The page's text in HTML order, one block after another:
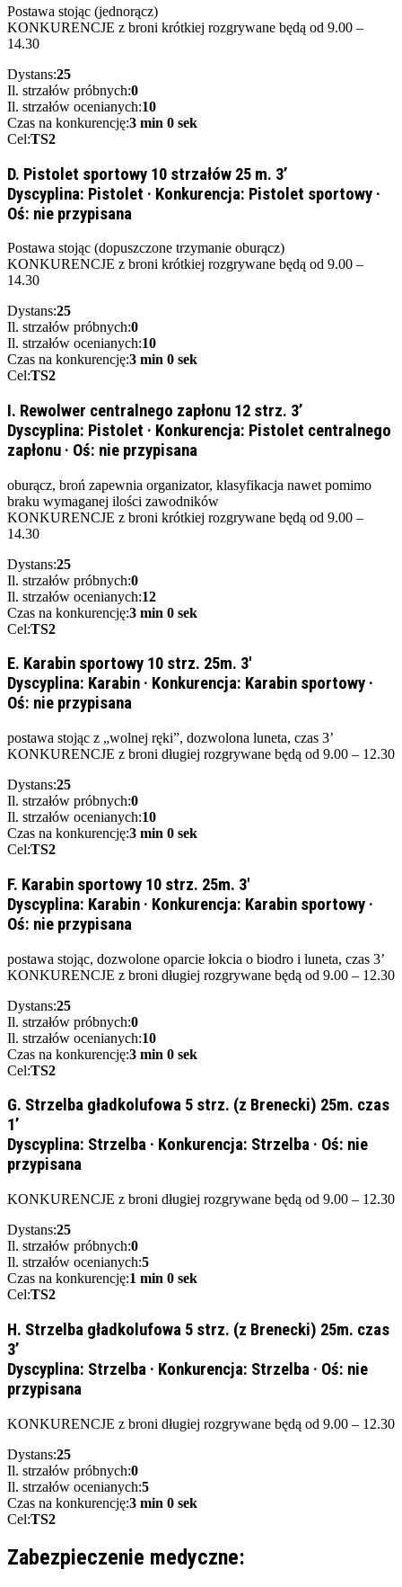
Postawa stojąc (jednorącz)
KONKURENCJE z broni krótkiej rozgrywane będą od 9.00 –
14.30
Dystans:25
Il. strzałów próbnych:0
Il. strzałów ocenianych:10
Czas na konkurencję:3 min 0 sek
Cel:TS2
D. Pistolet sportowy 10 strzałów 25 m. 3’
Dyscyplina: Pistolet · Konkurencja: Pistolet sportowy ·
Oś: nie przypisana
Postawa stojąc (dopuszczone trzymanie oburącz)
KONKURENCJE z broni krótkiej rozgrywane będą od 9.00 –
14.30
Dystans:25
Il. strzałów próbnych:0
Il. strzałów ocenianych:10
Czas na konkurencję:3 min 0 sek
Cel:TS2
I. Rewolwer centralnego zapłonu 12 strz. 3’
Dyscyplina: Pistolet · Konkurencja: Pistolet centralnego
zapłonu · Oś: nie przypisana
oburącz, broń zapewnia organizator, klasyfikacja nawet pomimo
braku wymaganej ilości zawodników
KONKURENCJE z broni krótkiej rozgrywane będą od 9.00 –
14.30
Dystans:25
Il. strzałów próbnych:0
Il. strzałów ocenianych:12
Czas na konkurencję:3 min 0 sek
Cel:TS2
E. Karabin sportowy 10 strz. 25m. 3'
Dyscyplina: Karabin · Konkurencja: Karabin sportowy ·
Oś: nie przypisana
postawa stojąc z „wolnej ręki”, dozwolona luneta, czas 3’
KONKURENCJE z broni długiej rozgrywane będą od 9.00 – 12.30
Dystans:25
Il. strzałów próbnych:0
Il. strzałów ocenianych:10
Czas na konkurencję:3 min 0 sek
Cel:TS2
F. Karabin sportowy 10 strz. 25m. 3'
Dyscyplina: Karabin · Konkurencja: Karabin sportowy ·
Oś: nie przypisana
postawa stojąc, dozwolone oparcie łokcia o biodro i luneta, czas 3’
KONKURENCJE z broni długiej rozgrywane będą od 9.00 – 12.30
Dystans:25
Il. strzałów próbnych:0
Il. strzałów ocenianych:10
Czas na konkurencję:3 min 0 sek
Cel:TS2
G. Strzelba gładkolufowa 5 strz. (z Brenecki) 25m. czas
1’
Dyscyplina: Strzelba · Konkurencja: Strzelba · Oś: nie
przypisana
KONKURENCJE z broni długiej rozgrywane będą od 9.00 – 12.30
Dystans:25
Il. strzałów próbnych:0
Il. strzałów ocenianych:5
Czas na konkurencję:1 min 0 sek
Cel:TS2
H. Strzelba gładkolufowa 5 strz. (z Brenecki) 25m. czas
3’
Dyscyplina: Strzelba · Konkurencja: Strzelba · Oś: nie
przypisana
KONKURENCJE z broni długiej rozgrywane będą od 9.00 – 12.30
Dystans:25
Il. strzałów próbnych:0
Il. strzałów ocenianych:5
Czas na konkurencję:3 min 0 sek
Cel:TS2
Zabezpieczenie medyczne: